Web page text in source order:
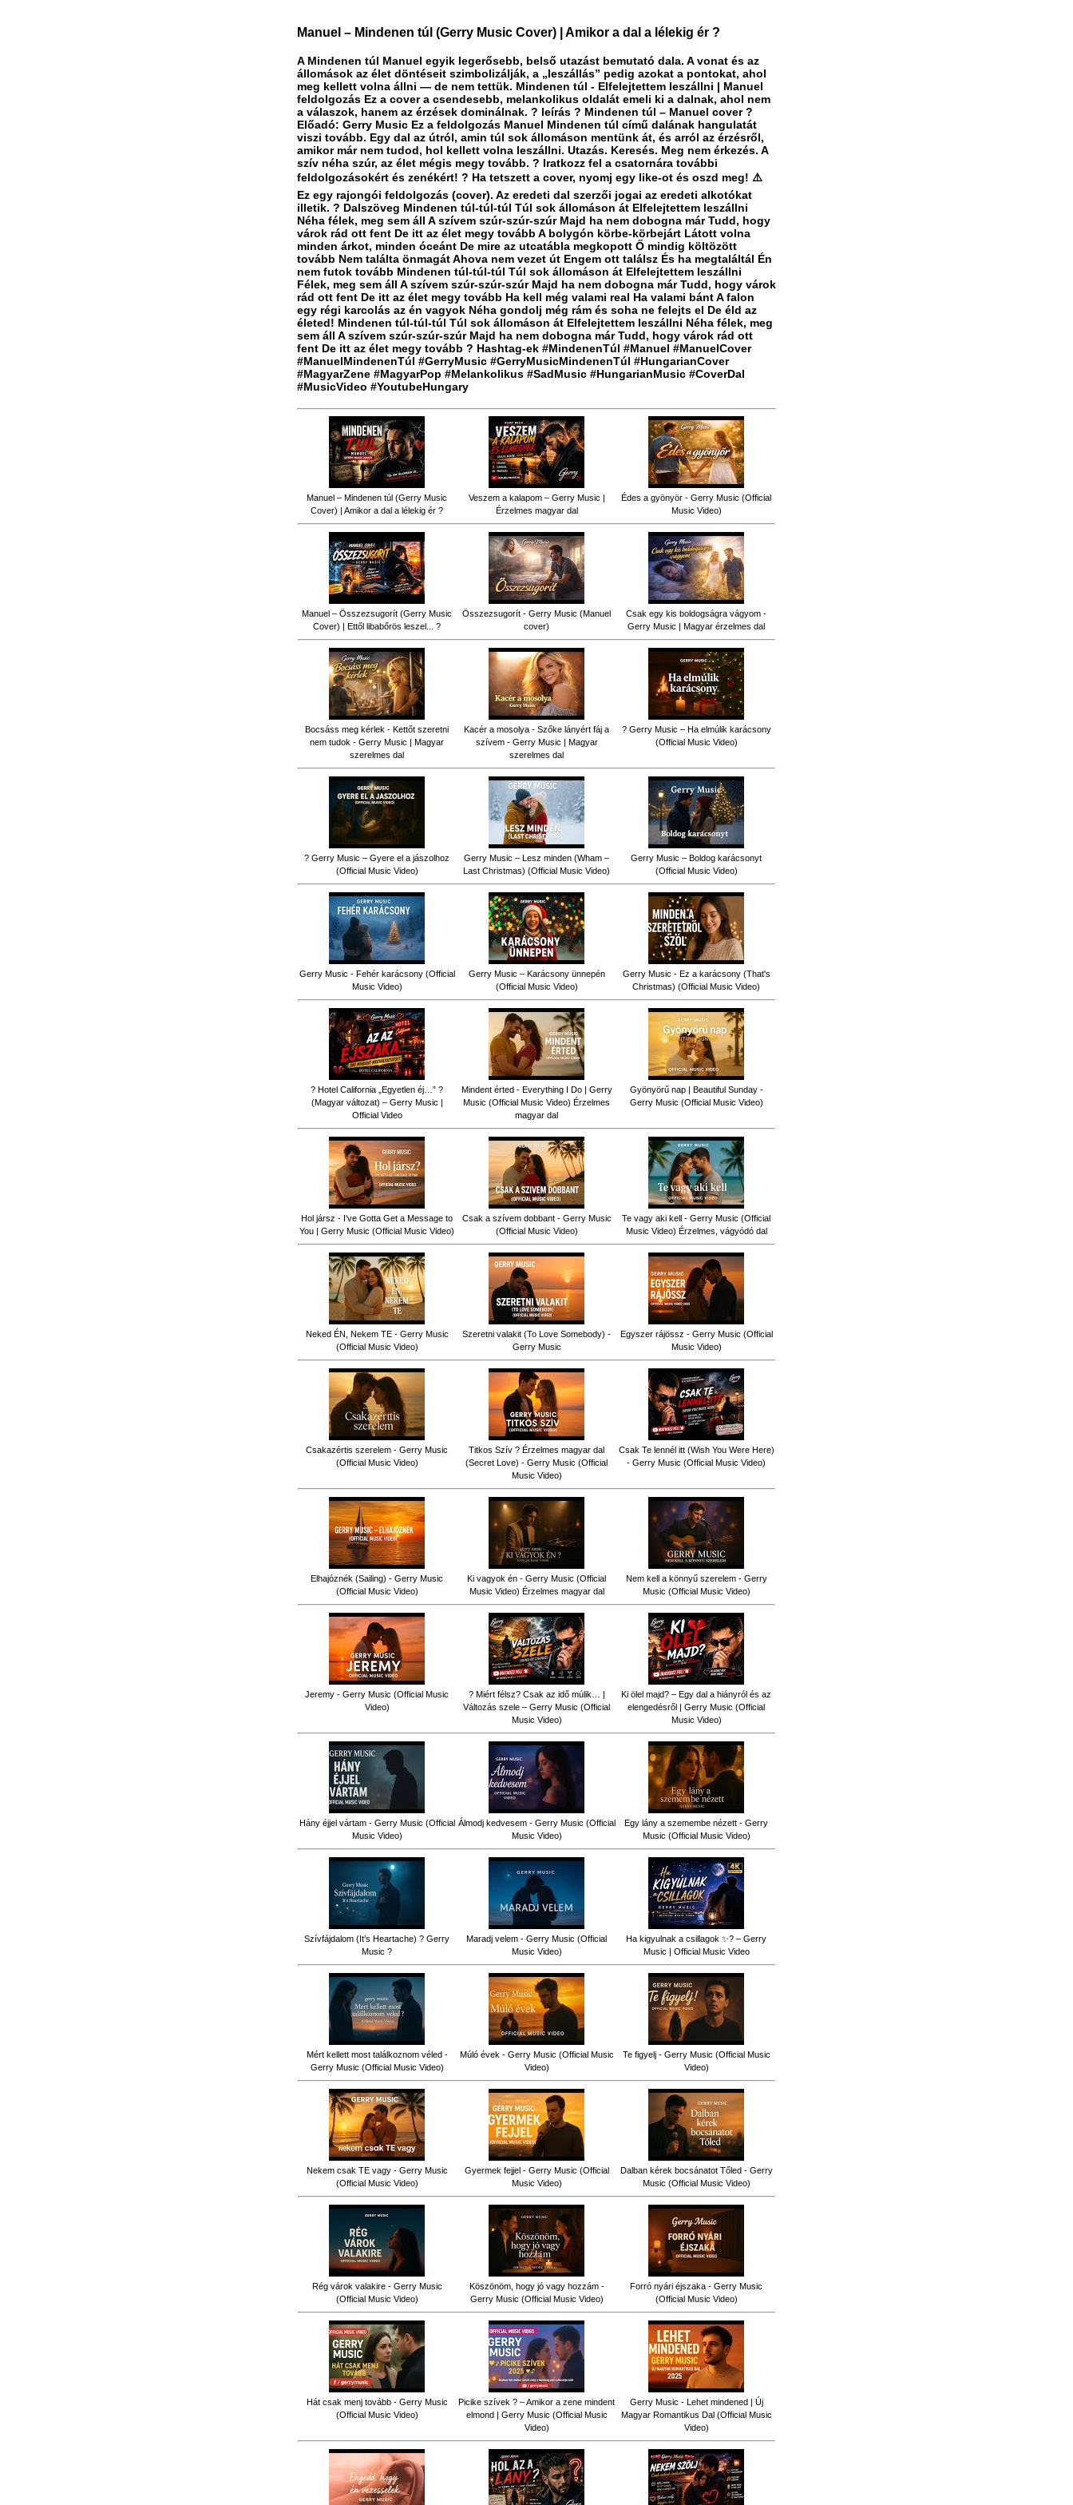
Manuel – Mindenen túl (Gerry Music Cover) | Amikor a dal a lélekig ér ?
A Mindenen túl Manuel egyik legerősebb, belső utazást bemutató dala. A vonat és az
állomások az élet döntéseit szimbolizálják, a „leszállás” pedig azokat a pontokat, ahol
meg kellett volna állni — de nem tettük. Mindenen túl - Elfelejtettem leszállni | Manuel
feldolgozás Ez a cover a csendesebb, melankolikus oldalát emeli ki a dalnak, ahol nem
a válaszok, hanem az érzések dominálnak. ? leírás ? Mindenen túl – Manuel cover ?
Előadó: Gerry Music Ez a feldolgozás Manuel Mindenen túl című dalának hangulatát
viszi tovább. Egy dal az útról, amin túl sok állomáson mentünk át, és arról az érzésről,
amikor már nem tudod, hol kellett volna leszállni. Utazás. Keresés. Meg nem érkezés. A
szív néha szúr, az élet mégis megy tovább. ? Iratkozz fel a csatornára további
feldolgozásokért és zenékért! ? Ha tetszett a cover, nyomj egy like-ot és oszd meg! ⚠️
Ez egy rajongói feldolgozás (cover). Az eredeti dal szerzői jogai az eredeti alkotókat
illetik. ? Dalszöveg Mindenen túl-túl-túl Túl sok állomáson át Elfelejtettem leszállni
Néha félek, meg sem áll A szívem szúr-szúr-szúr Majd ha nem dobogna már Tudd, hogy
várok rád ott fent De itt az élet megy tovább A bolygón körbe-körbejárt Látott volna
minden árkot, minden óceánt De mire az utcatábla megkopott Ő mindig költözött
tovább Nem találta önmagát Ahova nem vezet út Engem ott találsz És ha megtaláltál Én
nem futok tovább Mindenen túl-túl-túl Túl sok állomáson át Elfelejtettem leszállni
Félek, meg sem áll A szívem szúr-szúr-szúr Majd ha nem dobogna már Tudd, hogy várok
rád ott fent De itt az élet megy tovább Ha kell még valami real Ha valami bánt A falon
egy régi karcolás az én vagyok Néha gondolj még rám és soha ne felejts el De éld az
életed! Mindenen túl-túl-túl Túl sok állomáson át Elfelejtettem leszállni Néha félek, meg
sem áll A szívem szúr-szúr-szúr Majd ha nem dobogna már Tudd, hogy várok rád ott
fent De itt az élet megy tovább ? Hashtag-ek #MindenenTúl #Manuel #ManuelCover
#ManuelMindenenTúl #GerryMusic #GerryMusicMindenenTúl #HungarianCover
#MagyarZene #MagyarPop #Melankolikus #SadMusic #HungarianMusic #CoverDal
#MusicVideo #YoutubeHungary
Manuel – Mindenen túl (Gerry Music
Cover) | Amikor a dal a lélekig ér ?
Veszem a kalapom – Gerry Music |
Érzelmes magyar dal
Édes a gyönyör - Gerry Music (Official
Music Video)
Manuel – Összezsugorít (Gerry Music
Cover) | Ettől libabőrös leszel... ?
Összezsugorít - Gerry Music (Manuel
cover)
Csak egy kis boldogságra vágyom -
Gerry Music | Magyar érzelmes dal
Bocsáss meg kérlek - Kettőt szeretni
nem tudok - Gerry Music | Magyar
szerelmes dal
Kacér a mosolya - Szőke lányért fáj a
szívem - Gerry Music | Magyar
szerelmes dal
? Gerry Music – Ha elmúlik karácsony
(Official Music Video)
? Gerry Music – Gyere el a jászolhoz
(Official Music Video)
Gerry Music – Lesz minden (Wham –
Last Christmas) (Official Music Video)
Gerry Music – Boldog karácsonyt
(Official Music Video)
Gerry Music - Fehér karácsony (Official
Music Video)
Gerry Music – Karácsony ünnepén
(Official Music Video)
Gerry Music - Ez a karácsony (That's
Christmas) (Official Music Video)
? Hotel California „Egyetlen éj…” ?
(Magyar változat) – Gerry Music |
Official Video
Mindent érted - Everything I Do | Gerry
Music (Official Music Video) Érzelmes
magyar dal
Gyönyörű nap | Beautiful Sunday -
Gerry Music (Official Music Video)
Hol jársz - I've Gotta Get a Message to
You | Gerry Music (Official Music Video)
Csak a szívem dobbant - Gerry Music
(Official Music Video)
Te vagy aki kell - Gerry Music (Official
Music Video) Érzelmes, vágyódó dal
Neked ÉN, Nekem TE - Gerry Music
(Official Music Video)
Szeretni valakit (To Love Somebody) -
Gerry Music
Egyszer rájössz - Gerry Music (Official
Music Video)
Csakazértis szerelem - Gerry Music
(Official Music Video)
Titkos Szív ? Érzelmes magyar dal
(Secret Love) - Gerry Music (Official
Music Video)
Csak Te lennél itt (Wish You Were Here)
- Gerry Music (Official Music Video)
Elhajóznék (Sailing) - Gerry Music
(Official Music Video)
Ki vagyok én - Gerry Music (Official
Music Video) Érzelmes magyar dal
Nem kell a könnyű szerelem - Gerry
Music (Official Music Video)
Jeremy - Gerry Music (Official Music
Video)
? Miért félsz? Csak az idő múlik… |
Változás szele – Gerry Music (Official
Music Video)
Ki ölel majd? – Egy dal a hiányról és az
elengedésről | Gerry Music (Official
Music Video)
Hány éjjel vártam - Gerry Music (Official
Music Video)
Álmodj kedvesem - Gerry Music (Official
Music Video)
Egy lány a szemembe nézett - Gerry
Music (Official Music Video)
Szívfájdalom (It’s Heartache) ? Gerry
Music ?
Maradj velem - Gerry Music (Official
Music Video)
Ha kigyulnak a csillagok ✨? – Gerry
Music | Official Music Video
Mért kellett most találkoznom véled -
Gerry Music (Official Music Video)
Múló évek - Gerry Music (Official Music
Video)
Te figyelj - Gerry Music (Official Music
Video)
Nekem csak TE vagy - Gerry Music
(Official Music Video)
Gyermek fejjel - Gerry Music (Official
Music Video)
Dalban kérek bocsánatot Tőled - Gerry
Music (Official Music Video)
Rég várok valakire - Gerry Music
(Official Music Video)
Köszönöm, hogy jó vagy hozzám -
Gerry Music (Official Music Video)
Forró nyári éjszaka - Gerry Music
(Official Music Video)
Hát csak menj tovább - Gerry Music
(Official Music Video)
Picike szívek ? – Amikor a zene mindent
elmond | Gerry Music (Official Music
Video)
Gerry Music - Lehet mindened | Új
Magyar Romantikus Dal (Official Music
Video)